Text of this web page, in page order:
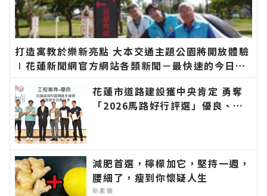
打造寓教於樂新亮點 大本交通主題公園將開放體驗
∣花蓮新聞網官方網站各類新聞－最快速的今日新
聞報導 最新的在地資訊！
花蓮市道路建設獲中央肯定 勇奪
「2026馬路好行評選」優良、佳
新的在地資訊！
減肥首選，檸檬加它，堅持一週，
腰細了，瘦到你懷疑人生
新素簡